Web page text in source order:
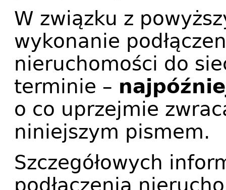
W związku z
wykonanie
nieruchomości do
terminie –
o co uprzejmie
niniejszym pismem.
Szczegółowych
podłączenia